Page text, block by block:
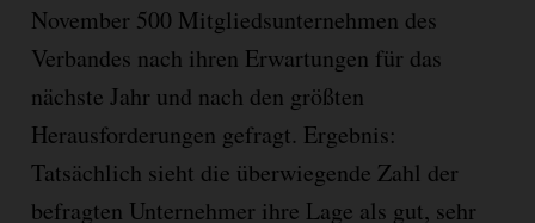
November 500 Mitgliedsunternehmen des
Verbandes nach ihren Erwartungen für das
nächste Jahr und nach den größten
Herausforderungen gefragt. Ergebnis:
Tatsächlich sieht die überwiegende Zahl der
befragten Unternehmer ihre Lage als gut, sehr